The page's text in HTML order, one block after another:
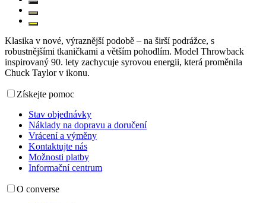
Klasika v nové, výraznější podobě – na širší podrážce, s
robustnějšími tkaničkami a větším pohodlím. Model Throwback
inspirovaný 90. lety zachycuje syrovou energii, která proměnila
Chuck Taylor v ikonu.
Získejte pomoc
Stav objednávky
Náklady na dopravu a doručení
Vrácení a výměny
Kontaktujte nás
Možnosti platby
Informační centrum
O converse